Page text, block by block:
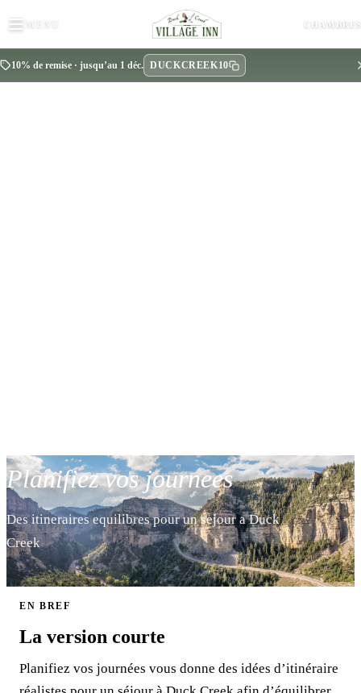
MENU CHAMBRES
10% de remise · jusqu’au 1 déc. DUCKCREEK10
Planifiez vos journees
Des itineraires equilibres pour un sejour a Duck
Creek
EN BREF
La version courte
Planifiez vos journées vous donne des idées d’itinéraire